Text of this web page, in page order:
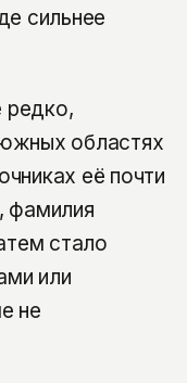
сильнее
редко,
областях
её почти
фамилия
стало
или
не